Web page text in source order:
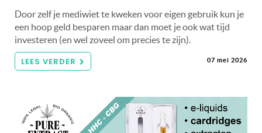
Door zelf je mediwiet te kweken voor eigen gebruik kun je
een hoop geld besparen maar dan moet je ook wat tijd
investeren (en wel zoveel om precies te zijn).
LEES VERDER 07 mei 2026